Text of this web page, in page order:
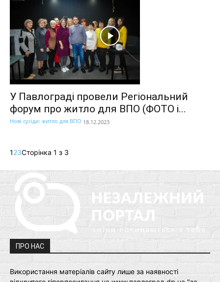
У Павлограді провели Регіональний
форум про житло для ВПО (ФОТО і...
Нові сусіди: житло для ВПО 18.12.2023
123Сторінка 1 з 3
ПРО НАС
Використання матеріалів сайту лише за наявності